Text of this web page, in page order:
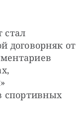
стал
договорняк от
спортивных